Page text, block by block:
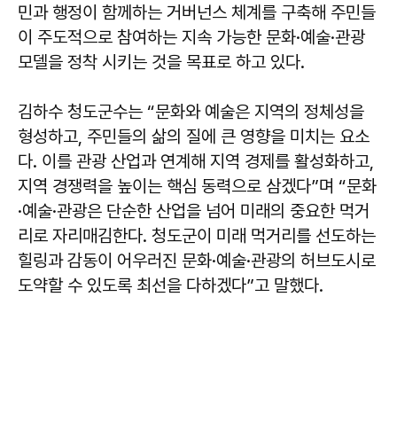
민과 행정이 함께하는 거버넌스 체계를 구축해 주민들
이 주도적으로 참여하는 지속 가능한 문화·예술·관광
모델을 정착 시키는 것을 목표로 하고 있다.
김하수 청도군수는 “문화와 예술은 지역의 정체성을
형성하고, 주민들의 삶의 질에 큰 영향을 미치는 요소
다. 이를 관광 산업과 연계해 지역 경제를 활성화하고,
지역 경쟁력을 높이는 핵심 동력으로 삼겠다”며 “문화
·예술·관광은 단순한 산업을 넘어 미래의 중요한 먹거
리로 자리매김한다. 청도군이 미래 먹거리를 선도하는
힐링과 감동이 어우러진 문화·예술·관광의 허브도시로
도약할 수 있도록 최선을 다하겠다”고 말했다.